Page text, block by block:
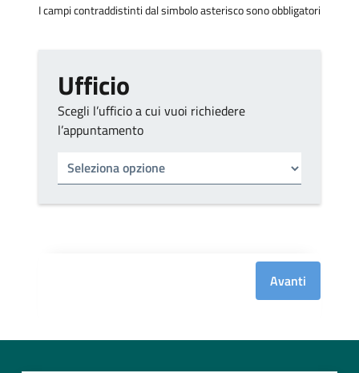
I campi contraddistinti dal simbolo asterisco sono obbligatori
Ufficio
Scegli l’ufficio a cui vuoi richiedere
l’appuntamento
Tipo di ufficio
Avanti